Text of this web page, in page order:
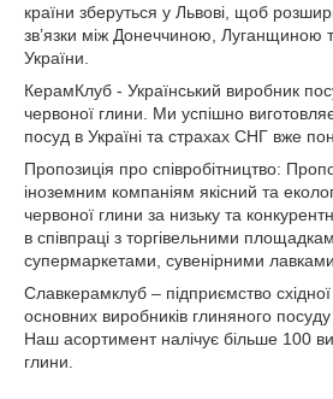
країни зберуться у Львові, щоб
зв’язки між Донеччиною, Луганщиною
України.
КерамКлуб - Український виробник
червоної глини. Ми успішно
посуд в Україні та страхах СНГ вже
Пропозиція про співробітництво:
іноземним компаніям якісний та
червоної глини за низьку та
в співпраці з торгівельними
супермаркетами, сувенірними
Славкерамклуб – підприємство
основних виробників глиняного посуду
Наш асортимент налічує більше 100
глини.